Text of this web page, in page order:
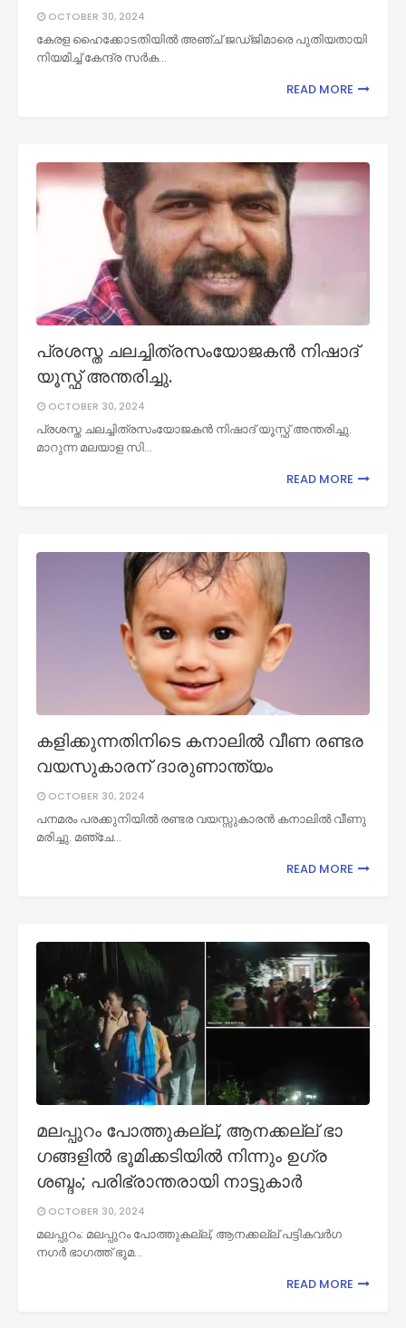
OCTOBER 30, 2024
കേരള ഹൈക്കോടതിയിൽ അഞ്ച് ജഡ്ജിമാരെ പുതിയതായി
നിയമിച്ച് കേന്ദ്ര സര്‍ക…
READ MORE
പ്രശസ്ത ചലച്ചിത്രസംയോജകൻ നിഷാദ്
യൂസ്ഫ് അന്തരിച്ചു.
OCTOBER 30, 2024
പ്രശസ്ത ചലച്ചിത്രസംയോജകൻ നിഷാദ് യൂസ്ഫ് അന്തരിച്ചു.
മാറുന്ന മലയാള സി…
READ MORE
കളിക്കുന്നതിനിടെ കനാലില്‍ വീണ രണ്ടര
വയസുകാരന് ദാരുണാന്ത്യം
OCTOBER 30, 2024
പനമരം പരക്കുനിയില്‍ രണ്ടര വയസ്സുകാരന്‍ കനാലില്‍ വീണു
മരിച്ചു. മഞ്ചേ…
READ MORE
മലപ്പുറം പോത്തുകല്ല്, ആനക്കല്ല് ഭാ​
ഗങ്ങളിൽ ഭൂമിക്കടിയിൽ നിന്നും ഉ​ഗ്ര
ശബ്ദം; പരിഭ്രാന്തരായി നാട്ടുകാർ
OCTOBER 30, 2024
മലപ്പുറം: മലപ്പുറം പോത്തുകല്ല്, ആനക്കല്ല് പട്ടികവർഗ
നഗർ ഭാഗത്ത് ഭൂമ…
READ MORE